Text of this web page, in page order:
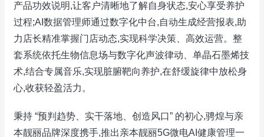
产品功效说明,让客户清晰地了解自身状态,安心享受养护
过程;AI数据管理师通过数字化中台,自动生成经营报表,助
力店长精准掌握门店动态,实现科学决策、高效运营。整
套系统依托生物信息场与数字化声波律动、单晶石墨烯技
术,结合专属音乐,实现脏腑靶向养护,在舒缓旋律中放松身
心,收获轻盈活力。
秉持 “预判趋势、实干落地、创造风口” 的初心,骋煌与亲
本靓丽品牌深度携手,推出亲本靓丽5G微电AI健康管理一